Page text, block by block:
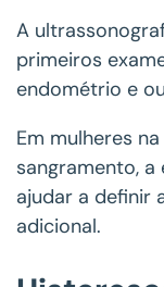
A
primeiros
endométrio e
Em mulheres
sangramento,
ajudar a definir
adicional.